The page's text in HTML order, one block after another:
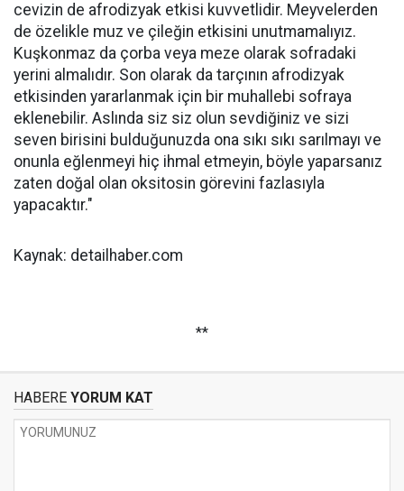
cevizin de afrodizyak etkisi kuvvetlidir. Meyvelerden
de özelikle muz ve çileğin etkisini unutmamalıyız.
Kuşkonmaz da çorba veya meze olarak sofradaki
yerini almalıdır. Son olarak da tarçının afrodizyak
etkisinden yararlanmak için bir muhallebi sofraya
eklenebilir. Aslında siz siz olun sevdiğiniz ve sizi
seven birisini bulduğunuzda ona sıkı sıkı sarılmayı ve
onunla eğlenmeyi hiç ihmal etmeyin, böyle yaparsanız
zaten doğal olan oksitosin görevini fazlasıyla
yapacaktır."
Kaynak: detailhaber.com
**
HABERE YORUM KAT